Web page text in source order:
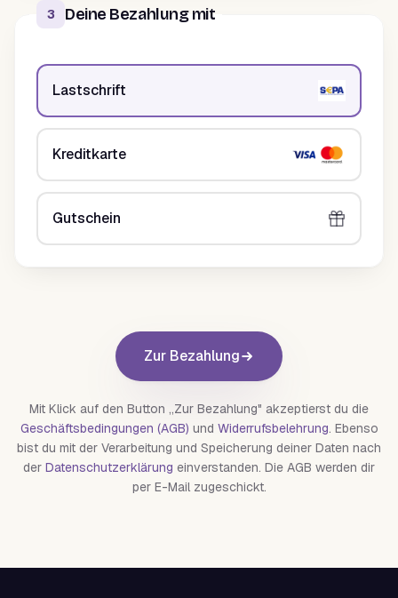
3 Deine Bezahlung mit
Lastschrift
Kreditkarte
Gutschein
Zur Bezahlung
Mit Klick auf den Button „Zur Bezahlung" akzeptierst du die
Geschäftsbedingungen (AGB) und Widerrufsbelehrung. Ebenso
bist du mit der Verarbeitung und Speicherung deiner Daten nach
der Datenschutzerklärung einverstanden. Die AGB werden dir
per E-Mail zugeschickt.